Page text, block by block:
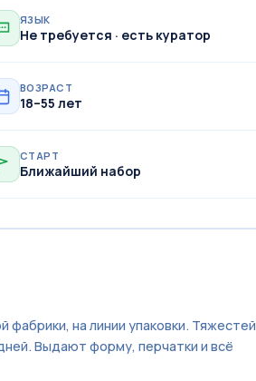
ЯЗЫК
Не требуется · есть куратор
ВОЗРАСТ
18–55 лет
СТАРТ
Ближайший набор
фабрики, на линии упаковки. Тяжестей
Выдают форму, перчатки и всё